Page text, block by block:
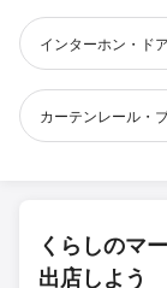
インターホン・ド
カーテンレール・
くらしのマ
出店しよう